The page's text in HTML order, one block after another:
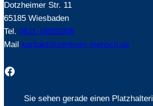
Dotzheimer Str. 11
65185 Wiesbaden
Tel. 0611-16850358
Mail kontakt@zentrum-mensch.de
Facebook
Sie sehen gerade einen